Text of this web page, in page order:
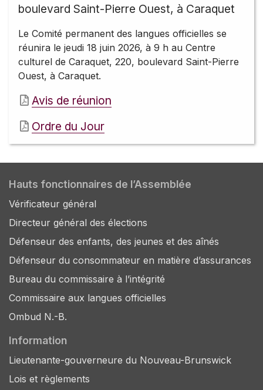
boulevard Saint-Pierre Ouest, à Caraquet
Le Comité permanent des langues officielles se
réunira le jeudi 18 juin 2026, à 9 h au Centre
culturel de Caraquet, 220, boulevard Saint-Pierre
Ouest, à Caraquet.
Avis de réunion
Ordre du Jour
Hauts fonctionnaires de l’Assemblée
Vérificateur général
Directeur général des élections
Défenseur des enfants, des jeunes et des aînés
Défenseur du consommateur en matière d’assurances
Bureau du commissaire à l’intégrité
Commissaire aux langues officielles
Ombud N.-B.
Information
Lieutenante-gouverneure du Nouveau-Brunswick
Lois et règlements